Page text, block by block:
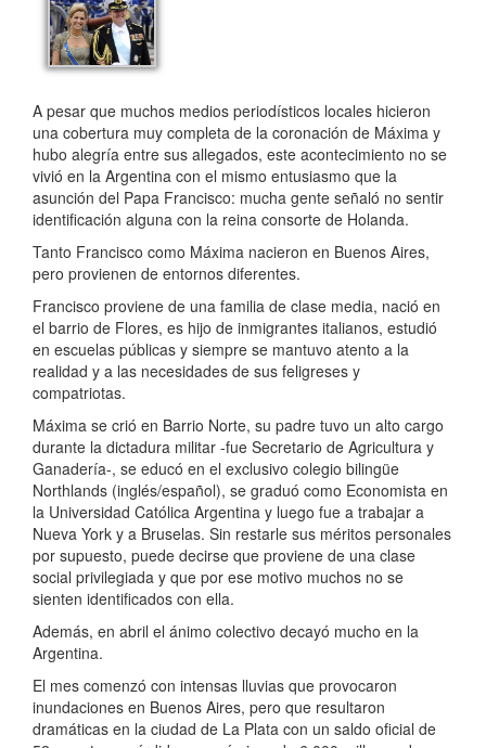
A pesar que muchos medios periodísticos locales hicieron
una cobertura muy completa de la coronación de Máxima y
hubo alegría entre sus allegados, este acontecimiento no se
vivió en la Argentina con el mismo entusiasmo que la
asunción del Papa Francisco: mucha gente señaló no sentir
identificación alguna con la reina consorte de Holanda.
Tanto Francisco como Máxima nacieron en Buenos Aires,
pero provienen de entornos diferentes.
Francisco proviene de una familia de clase media, nació en
el barrio de Flores, es hijo de inmigrantes italianos, estudió
en escuelas públicas y siempre se mantuvo atento a la
realidad y a las necesidades de sus feligreses y
compatriotas.
Máxima se crió en Barrio Norte, su padre tuvo un alto cargo
durante la dictadura militar -fue Secretario de Agricultura y
Ganadería-, se educó en el exclusivo colegio bilingüe
Northlands (inglés/español), se graduó como Economista en
la Universidad Católica Argentina y luego fue a trabajar a
Nueva York y a Bruselas. Sin restarle sus méritos personales
por supuesto, puede decirse que proviene de una clase
social privilegiada y que por ese motivo muchos no se
sienten identificados con ella.
Además, en abril el ánimo colectivo decayó mucho en la
Argentina.
El mes comenzó con intensas lluvias que provocaron
inundaciones en Buenos Aires, pero que resultaron
dramáticas en la ciudad de La Plata con un saldo oficial de